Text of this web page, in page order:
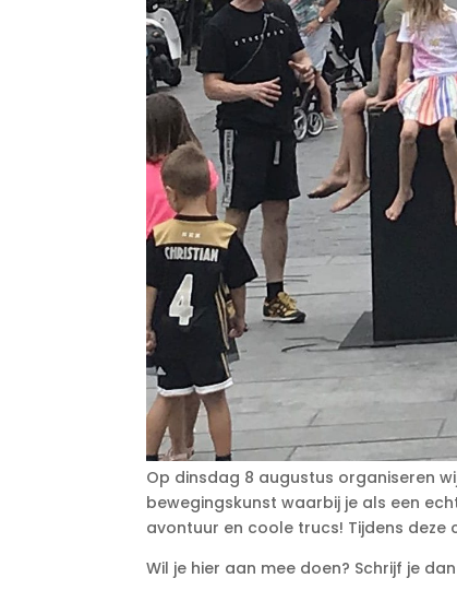
Op dinsdag 8 augustus organiseren
bewegingskunst waarbij je als een
avontuur en coole trucs! Tijdens deze
Wil je hier aan mee doen? Schrijf je